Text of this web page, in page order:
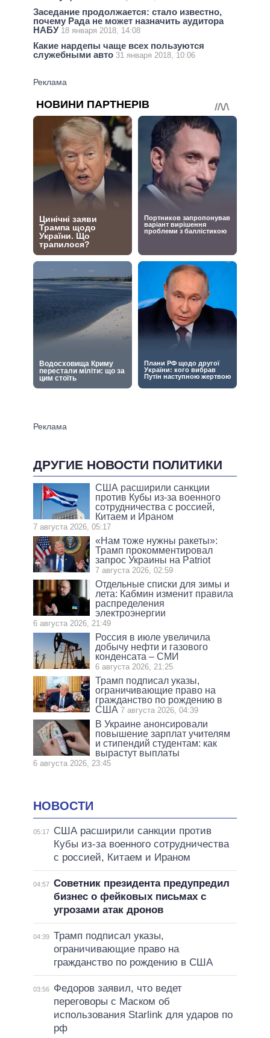
Заседание продолжается: стало известно,
почему Рада не может назначить аудитора
НАБУ 18 января 2018, 14:08
Какие нардепы чаще всех пользуются
служебными авто 31 января 2018, 10:06
ДРУГИЕ НОВОСТИ ПОЛИТИКИ
США расширили санкции
против Кубы из-за военного
сотрудничества с россией,
Китаем и Ираном
7 августа 2026, 05:17
«Нам тоже нужны ракеты»:
Трамп прокомментировал
запрос Украины на Patriot
7 августа 2026, 02:59
Отдельные списки для зимы и
лета: Кабмин изменит правила
распределения
электроэнергии
6 августа 2026, 21:49
Россия в июле увеличила
добычу нефти и газового
конденсата – СМИ
6 августа 2026, 21:25
Трамп подписал указы,
ограничивающие право на
гражданство по рождению в
США 7 августа 2026, 04:39
В Украине анонсировали
повышение зарплат учителям
и стипендий студентам: как
вырастут выплаты
6 августа 2026, 23:45
НОВОСТИ
05:17
США расширили санкции против
Кубы из-за военного сотрудничества
с россией, Китаем и Ираном
04:57 Советник президента предупредил
бизнес о фейковых письмах с
угрозами атак дронов
04:39 Трамп подписал указы,
ограничивающие право на
гражданство по рождению в США
03:56
Федоров заявил, что ведет
переговоры с Маском об
использования Starlink для ударов по
рф